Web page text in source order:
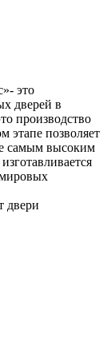
это
дверей в
производство
этапе позволяет
самым высоким
двери